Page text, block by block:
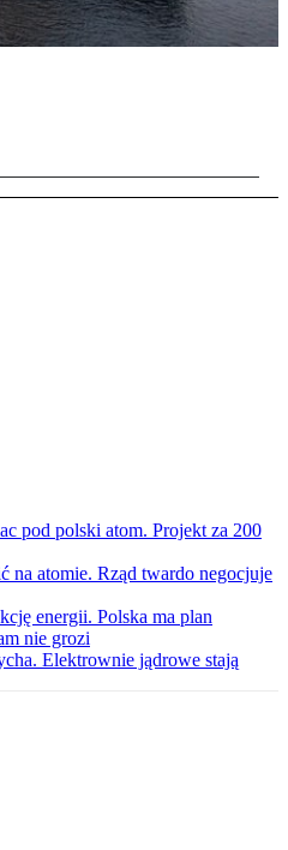
pod polski atom. Projekt za 200
na atomie. Rząd twardo negocjuje
energii. Polska ma plan
nie grozi
Elektrownie jądrowe stają